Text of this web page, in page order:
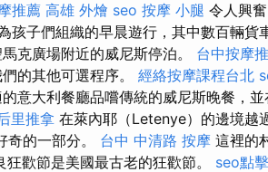
推薦 高雄 外燴 seo 按摩 小腿 令人興
孩子們組織的早晨遊行，其中數百輛貨
克廣場附近的威尼斯停泊。 台中按摩
的其他可選程序。 經絡按摩課程台北
意大利餐廳品嚐傳統的威尼斯晚餐，
里推拿 在萊內耶（Letenye）的邊境越
的一部分。 台中 中清路 按摩 這裡的
歡節是美國最古老的狂歡節。 seo點